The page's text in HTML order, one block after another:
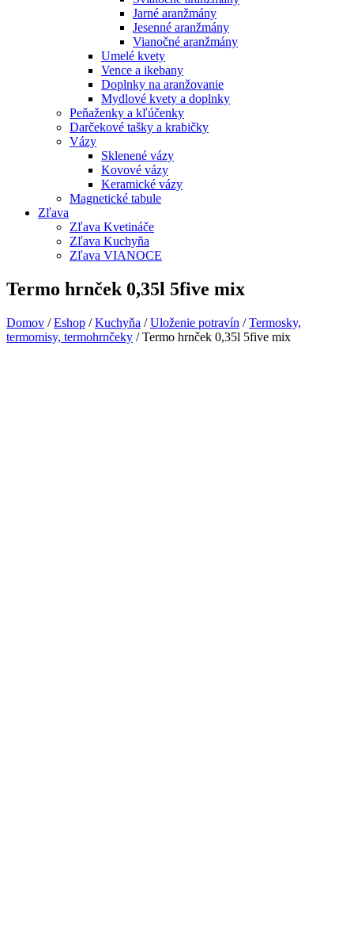
Jarné aranžmány
Jesenné aranžmány
Vianočné aranžmány
Umelé kvety
Vence a ikebany
Doplnky na aranžovanie
Mydlové kvety a doplnky
Peňaženky a kľúčenky
Darčekové tašky a krabičky
Vázy
Sklenené vázy
Kovové vázy
Keramické vázy
Magnetické tabule
Zľava
Zľava Kvetináče
Zľava Kuchyňa
Zľava VIANOCE
Termo hrnček 0,35l 5five mix
Domov /Eshop /Kuchyňa /Uloženie potravín /Termosky,
termomisy, termohrnčeky / Termo hrnček 0,35l 5five mix